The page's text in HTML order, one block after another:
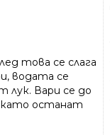
това се слага
водата се
лук. Вари се до
останат